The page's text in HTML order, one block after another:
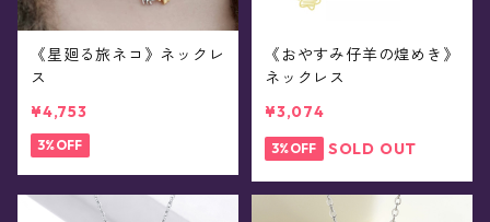
《星廻る旅ネコ》ネックレ
ス
¥4,753
3%OFF
《おやすみ仔羊の煌めき》
ネックレス
¥3,074
3%OFF SOLD OUT